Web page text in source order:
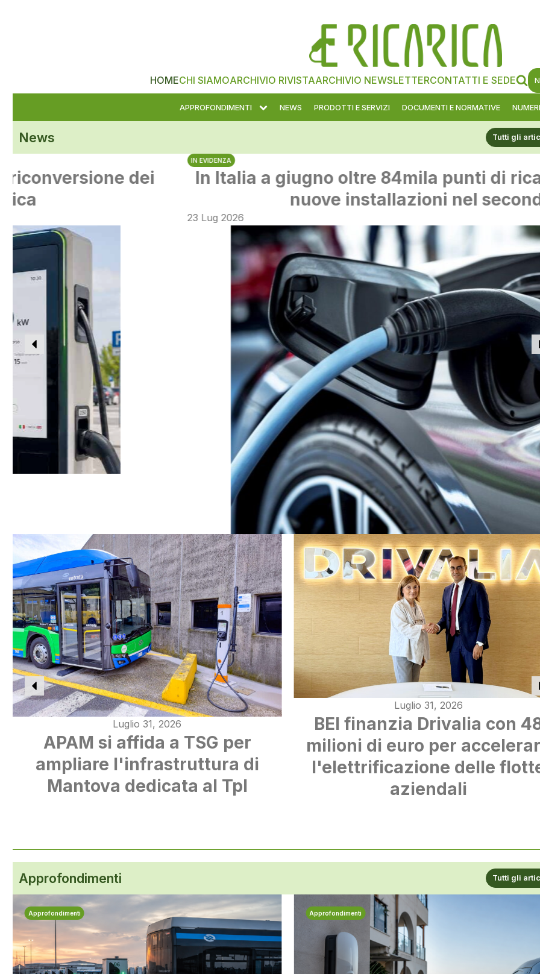
HOMECHI SIAMOARCHIVIO RIVISTAARCHIVIO NEWSLETTERCONTATTI E SEDE
APPROFONDIMENTI NEWS PRODOTTI E SERVIZI DOCUMENTI E NORMATIVE
News Tutti gli
In Italia a giugno oltre 84mila punti di ricarica pubblici, record
nuove installazioni nel secondo trimestre
Luglio 31, 2026
APAM si affida a TSG per
ampliare l'infrastruttura di
Mantova dedicata al Tpl
Luglio 31, 2026
BEI finanzia Drivalia con
milioni di euro per
l'elettrificazione delle
aziendali
Approfondimenti Tutti gli
Approfondimenti Approfondimenti